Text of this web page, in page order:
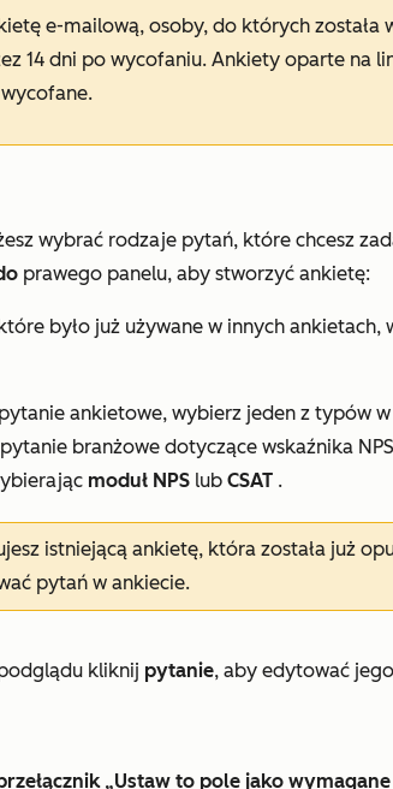
e-mailową, osoby, do których została
14 dni po wycofaniu. Ankiety oparte na
wybrać rodzaje pytań, które chcesz
prawego panelu, aby stworzyć ankietę:
było już używane w innych ankietach,
ankietowe, wybierz jeden z typów w
branżowe dotyczące wskaźnika
moduł NPS lub CSAT .
istniejącą ankietę, która została już
pytań w ankiecie.
kliknij pytanie, aby edytować
„Ustaw to pole jako wymagane